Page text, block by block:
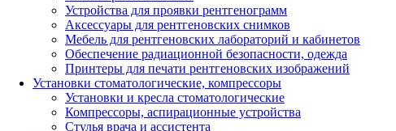
Устройства для проявки рентгенограмм
Аксессуары для рентгеновских снимков
Мебель для рентгеновских лабораторий и кабинетов
Обеспечение радиационной безопасности, одежда
Принтеры для печати рентгеновских изображений
Установки стоматологические, компрессоры
Установки и кресла стоматологические
Компрессоры, аспирационные устройства
Стулья врача и ассистента